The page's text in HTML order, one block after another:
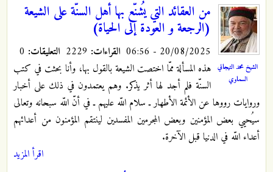
الشيخ محمد التيجاني
السماوي
من العقائد التي يُشنّع بها أهل السنّة على الشيعة
(الرجعة و العودة إلى الحياة)
20/08/2025 - 06:56 القراءات: التعليقات:
هذه المسألة ممّا اختصت الشيعة بالقول بها، وأنا بحثت في كتب
السنّة فلم أجد لها أثر يذكر. وهم يعتمدون في ذلك على أخبار
وروايات رووها عن الأئمة الأطهار ـ سلام اللّه عليهم ـ في أنّ اللّه سبحانه وتعالى
سيُحيي بعض المؤمنين وبعض المجرمين المفسدين لينتقم المؤمنون من أعدائهم
أعداء اللّه في الدنيا قبل الآخرة.
اقرأ المزيد